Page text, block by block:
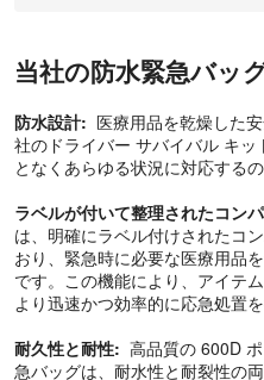
当社の防水緊急バッ
防水設計: 医療用品を乾燥した
社のドライバー サバイバル キ
となくあらゆる状況に対応するの
ラベルが付いて整理されたコン
は、明確にラベル付けされたコ
おり、緊急時に必要な医療用品
です。この機能により、アイテ
より迅速かつ効率的に応急処置
耐久性と耐性: 高品質の 600D
急バッグは、耐水性と耐裂性の